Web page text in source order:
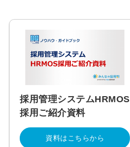
採用管理システムHRMOS
採用ご紹介資料
資料はこちらから